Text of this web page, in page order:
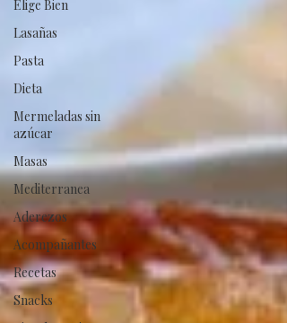
Elige Bien
Lasañas
Pasta
Dieta
Mermeladas sin
azúcar
Masas
Mediterranea
Aderezos
Acompañantes
Recetas
Snacks